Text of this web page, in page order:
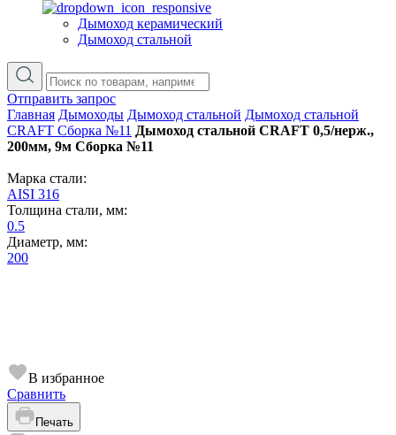
Дымоход керамический
Дымоход стальной
Отправить запрос
Главная Дымоходы Дымоход стальной Дымоход стальной
CRAFT Сборка №11 Дымоход стальной CRAFT 0,5/нерж.,
200мм, 9м Сборка №11
Марка стали:
AISI 316
Толщина стали, мм:
0.5
Диаметр, мм:
200
В избранное
Сравнить
Печать